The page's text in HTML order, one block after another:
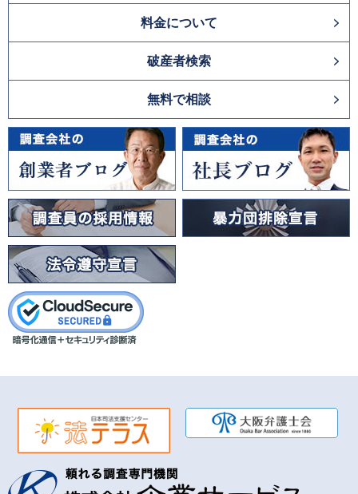
料金について
破産者検索
無料で相談